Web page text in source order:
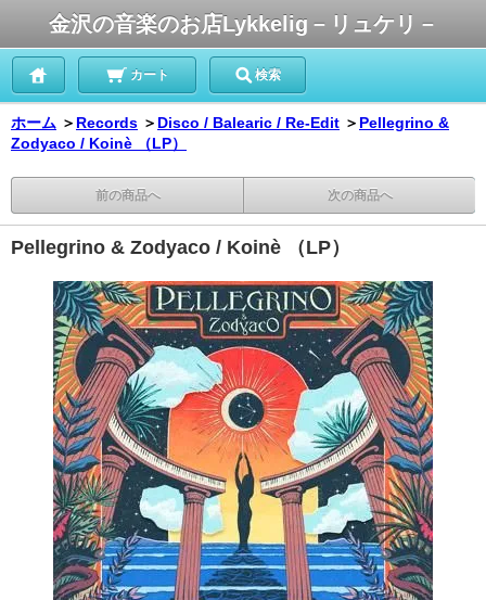
金沢の音楽のお店Lykkelig－リュケリ－
カート 検索
ホーム ＞ Records ＞ Disco / Balearic / Re-Edit ＞ Pellegrino &
Zodyaco / Koinè （LP）
前の商品へ 次の商品へ
Pellegrino & Zodyaco / Koinè （LP）